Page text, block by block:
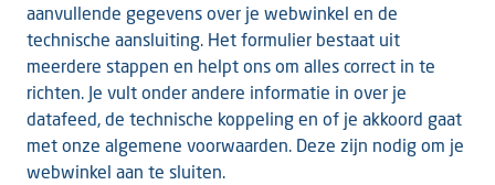
aanvullende gegevens over je webwinkel en de
technische aansluiting. Het formulier bestaat uit
meerdere stappen en helpt ons om alles correct in te
richten. Je vult onder andere informatie in over je
datafeed, de technische koppeling en of je akkoord gaat
met onze algemene voorwaarden. Deze zijn nodig om je
webwinkel aan te sluiten.